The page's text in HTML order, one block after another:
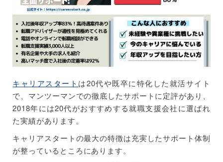
キャリアスタート は20代や既卒に特化した就活サイト
で、マンツーマンでの徹底したサポートに定評があり、
2018年には20代がおすすめする就職支援会社に選ばれ
た実績があります。
キャリアスタートの最大の特徴は充実したサポート体制
が整っているところにあります。